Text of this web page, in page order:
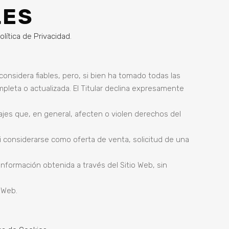
de Privacidad.
fiables, pero, si bien ha tomado todas las
o actualizada. El Titular declina expresamente
que, en general, afecten o violen derechos del
como oferta de venta, solicitud de una
obtenida a través del Sitio Web, sin